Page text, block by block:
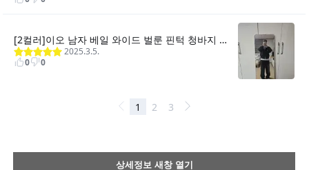
상세정보 새창 열기